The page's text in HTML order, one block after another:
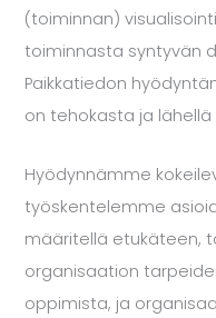
(toiminnan)
toiminnasta syntyvän
Paikkatiedon
on tehokasta ja
Hyödynnämme
työskentelemme
määritellä etukäteen,
organisaation
oppimista, ja